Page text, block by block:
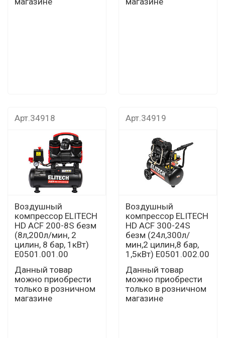
Арт.34918
Воздушный
компрессор ELITECH
HD ACF 200-8S безм
(8л,200л/мин, 2
цилин, 8 бар, 1кВт)
E0501.001.00
Данный товар
можно приобрести
только в розничном
магазине
Арт.34919
Воздушный
компрессор ELITECH
HD ACF 300-24S
безм (24л,300л/
мин,2 цилин,8 бар,
1,5кВт) E0501.002.00
Данный товар
можно приобрести
только в розничном
магазине